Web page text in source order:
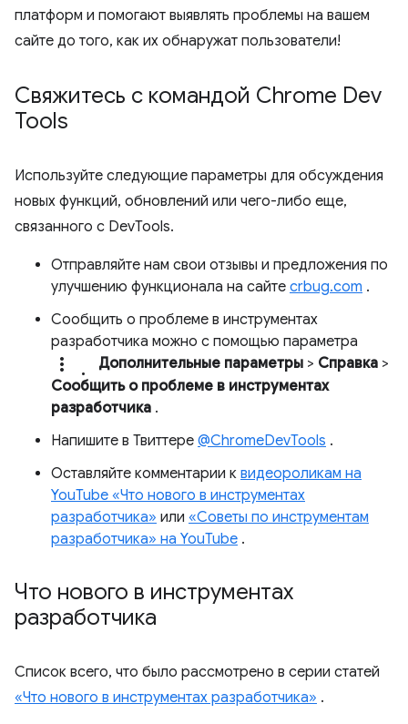
платформ и помогают выявлять проблемы на вашем
сайте до того, как их обнаружат пользователи!
Свяжитесь с командой Chrome Dev
Tools
Используйте следующие параметры для обсуждения
новых функций, обновлений или чего-либо еще,
связанного с DevTools.
Отправляйте нам свои отзывы и предложения по
улучшению функционала на сайте crbug.com .
Сообщить о проблеме в инструментах
разработчика можно с помощью параметра
more_vert. Дополнительные параметры > Справка >
Сообщить о проблеме в инструментах
разработчика .
Напишите в Твиттере @ChromeDevTools .
Оставляйте комментарии к видеороликам на
YouTube «Что нового в инструментах
разработчика» или «Советы по инструментам
разработчика» на YouTube .
Что нового в инструментах
разработчика
Список всего, что было рассмотрено в серии статей
«Что нового в инструментах разработчика» .